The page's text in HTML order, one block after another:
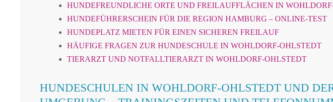
HUNDEFREUNDLICHE ORTE UND FREILAUFFLÄCHEN IN
HUNDEFÜHRERSCHEIN FÜR DIE REGION HAMBURG – ONLINE-TEST
HUNDEPLATZ MIETEN FÜR EINEN SICHEREN FREILAUF
HÄUFIGE FRAGEN ZUR HUNDESCHULE IN WOHLDORF-OHLSTEDT
TIERARZT UND NOTFALLTIERARZT IN WOHLDORF-OHLSTEDT
HUNDESCHULEN IN WOHLDORF-OHLSTEDT UND